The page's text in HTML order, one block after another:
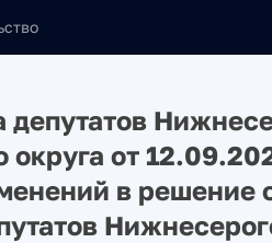
округа от
в решение